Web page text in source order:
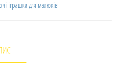
іграшки для малюків